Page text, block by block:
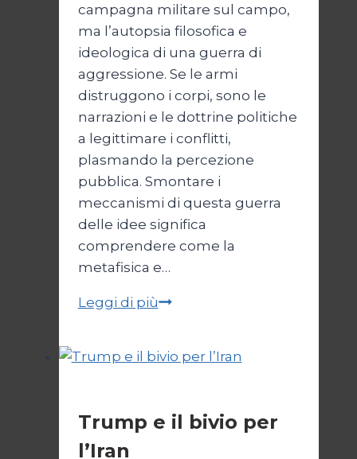
campagna militare sul campo,
ma l’autopsia filosofica e
ideologica di una guerra di
aggressione. Se le armi
distruggono i corpi, sono le
narrazioni e le dottrine politiche
a legittimare i conflitti,
plasmando la percezione
pubblica. Smontare i
meccanismi di questa guerra
delle idee significa
comprendere come la
metafisica e…
Leggi di piùAutopsia
Conflitto:
giustificazione
Trump e il bivio per
l’Iran